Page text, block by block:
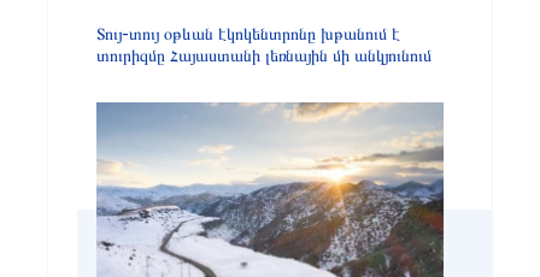
Տույ-տույ օթևան էկոկենտրոնը խթանում է
տուրիզմը Հայաստանի լեռնային մի անկյունում